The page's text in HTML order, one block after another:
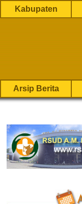
Kabupaten
Arsip Berita